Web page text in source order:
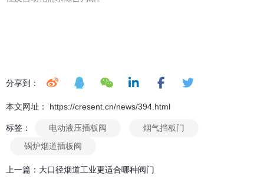
分享到：
本文网址： https://cresent.cn/news/394.html
标签： 电动液压插板阀
烟气挡板门
锅炉烟道插板阀
上一篇： 大口径烟道工业更适合哪种阀门